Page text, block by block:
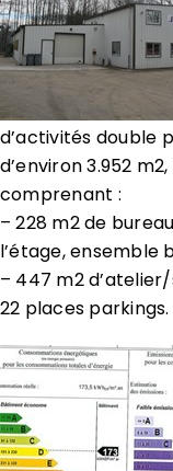
d’activités double
d’environ 3.952
comprenant :
– 228 m2 de
l’étage, ensemble
– 447 m2
22 places parkings.